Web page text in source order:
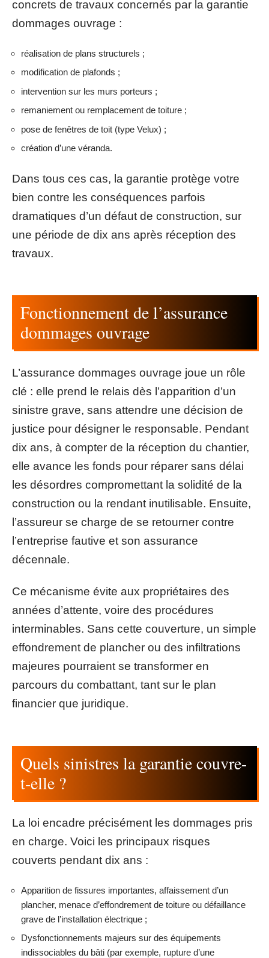
concrets de travaux concernés par la garantie
dommages ouvrage :
réalisation de plans structurels ;
modification de plafonds ;
intervention sur les murs porteurs ;
remaniement ou remplacement de toiture ;
pose de fenêtres de toit (type Velux) ;
création d’une véranda.
Dans tous ces cas, la garantie protège votre
bien contre les conséquences parfois
dramatiques d’un défaut de construction, sur
une période de dix ans après réception des
travaux.
Fonctionnement de l’assurance
dommages ouvrage
L’assurance dommages ouvrage joue un rôle
clé : elle prend le relais dès l’apparition d’un
sinistre grave, sans attendre une décision de
justice pour désigner le responsable. Pendant
dix ans, à compter de la réception du chantier,
elle avance les fonds pour réparer sans délai
les désordres compromettant la solidité de la
construction ou la rendant inutilisable. Ensuite,
l’assureur se charge de se retourner contre
l’entreprise fautive et son assurance
décennale.
Ce mécanisme évite aux propriétaires des
années d’attente, voire des procédures
interminables. Sans cette couverture, un simple
effondrement de plancher ou des infiltrations
majeures pourraient se transformer en
parcours du combattant, tant sur le plan
financier que juridique.
Quels sinistres la garantie couvre-
t-elle ?
La loi encadre précisément les dommages pris
en charge. Voici les principaux risques
couverts pendant dix ans :
Apparition de fissures importantes, affaissement d’un
plancher, menace d’effondrement de toiture ou défaillance
grave de l’installation électrique ;
Dysfonctionnements majeurs sur des équipements
indissociables du bâti (par exemple, rupture d’une